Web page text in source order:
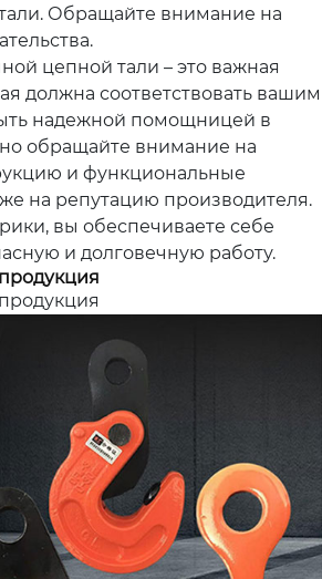
Обращайте внимание на
цепной тали – это важная
должна соответствовать вашим
надежной помощницей в
обращайте внимание на
и функциональные
на репутацию производителя.
вы обеспечиваете себе
и долговечную работу.
продукция